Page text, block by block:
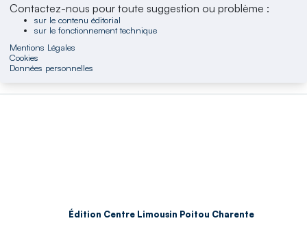
Contactez-nous pour toute suggestion ou problème :
sur le contenu éditorial
sur le fonctionnement technique
Mentions Légales
Cookies
Données personnelles
Édition Centre Limousin Poitou Charente